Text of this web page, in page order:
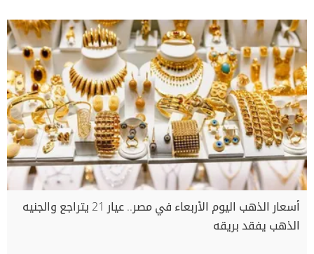
أسعار الذهب اليوم الأربعاء في مصر.. عيار 21 يتراجع والجنيه
الذهب يفقد بريقه